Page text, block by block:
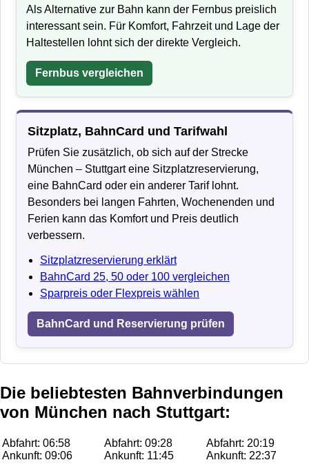
Als Alternative zur Bahn kann der Fernbus preislich
interessant sein. Für Komfort, Fahrzeit und Lage der
Haltestellen lohnt sich der direkte Vergleich.
Fernbus vergleichen
Sitzplatz, BahnCard und Tarifwahl
Prüfen Sie zusätzlich, ob sich auf der Strecke
München – Stuttgart eine Sitzplatzreservierung,
eine BahnCard oder ein anderer Tarif lohnt.
Besonders bei langen Fahrten, Wochenenden und
Ferien kann das Komfort und Preis deutlich
verbessern.
Sitzplatzreservierung erklärt
BahnCard 25, 50 oder 100 vergleichen
Sparpreis oder Flexpreis wählen
BahnCard und Reservierung prüfen
Die beliebtesten Bahnverbindungen
von München nach Stuttgart:
Abfahrt: 06:58
Ankunft: 09:06
Abfahrt: 09:28
Ankunft: 11:45
Abfahrt: 20:19
Ankunft: 22:37